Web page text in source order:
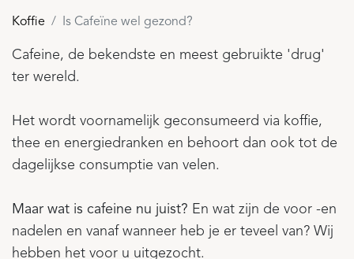
Koffie Is Cafeïne wel gezond?
Cafeine, de bekendste en meest gebruikte 'drug'
ter wereld.
Het wordt voornamelijk geconsumeerd via koffie,
thee en energiedranken en behoort dan ook tot de
dagelijkse consumptie van velen.
Maar wat is cafeine nu juist? En wat zijn de voor -en
nadelen en vanaf wanneer heb je er teveel van? Wij
hebben het voor u uitgezocht.